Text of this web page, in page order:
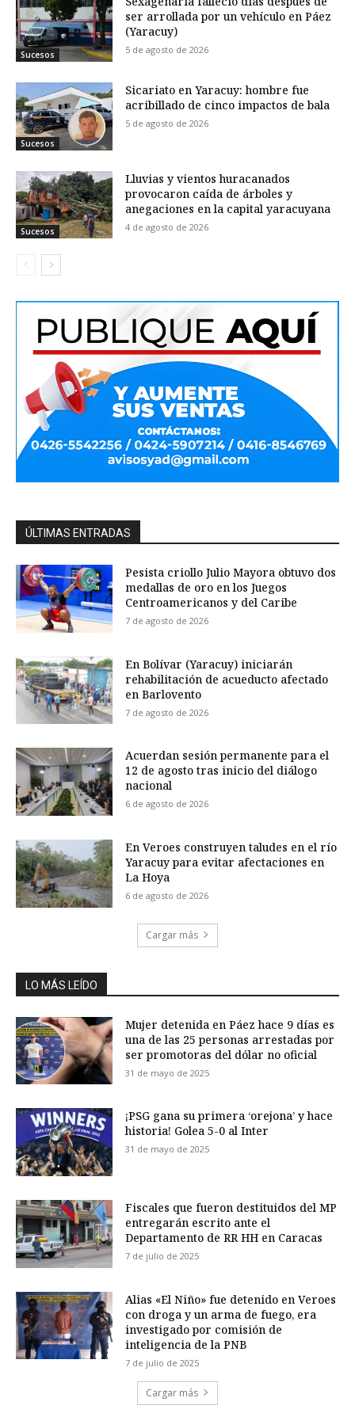
Sucesos
ser arrollada por un vehículo en Páez
(Yaracuy)
5 de agosto de 2026
Sucesos
Sicariato en Yaracuy: hombre fue
acribillado de cinco impactos de bala
5 de agosto de 2026
Sucesos
Lluvias y vientos huracanados
provocaron caída de árboles y
anegaciones en la capital yaracuyana
4 de agosto de 2026
ÚLTIMAS ENTRADAS
Pesista criollo Julio Mayora obtuvo dos
medallas de oro en los Juegos
Centroamericanos y del Caribe
7 de agosto de 2026
En Bolívar (Yaracuy) iniciarán
rehabilitación de acueducto afectado
en Barlovento
7 de agosto de 2026
Acuerdan sesión permanente para el
12 de agosto tras inicio del diálogo
nacional
6 de agosto de 2026
En Veroes construyen taludes en el río
Yaracuy para evitar afectaciones en
La Hoya
6 de agosto de 2026
Cargar más
LO MÁS LEÍDO
Mujer detenida en Páez hace 9 días es
una de las 25 personas arrestadas por
ser promotoras del dólar no oficial
31 de mayo de 2025
¡PSG gana su primera ‘orejona’ y hace
historia! Golea 5-0 al Inter
31 de mayo de 2025
Fiscales que fueron destituidos del MP
entregarán escrito ante el
Departamento de RR HH en Caracas
7 de julio de 2025
Alias «El Niño» fue detenido en Veroes
con droga y un arma de fuego, era
investigado por comisión de
inteligencia de la PNB
7 de julio de 2025
Cargar más